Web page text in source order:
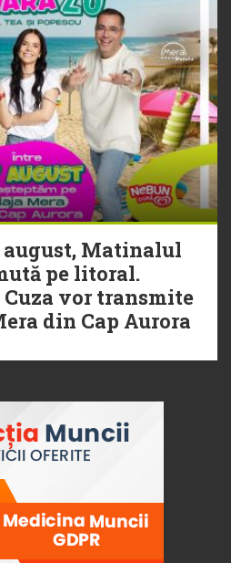
august, Matinalul
pe litoral.
Cuza vor transmite
din Cap Aurora